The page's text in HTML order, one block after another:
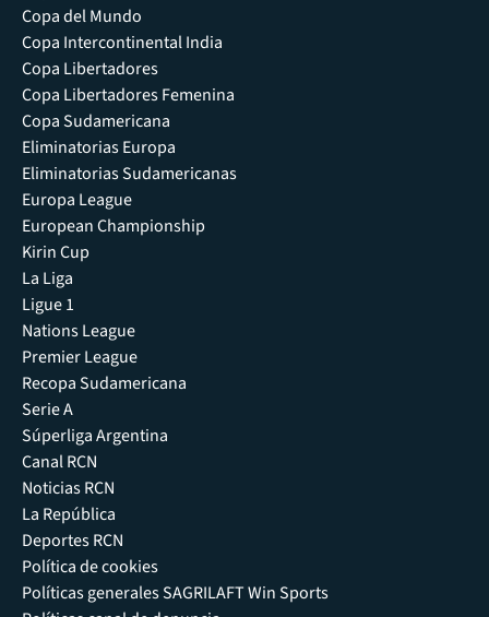
Copa del Mundo
Copa Intercontinental India
Copa Libertadores
Copa Libertadores Femenina
Copa Sudamericana
Eliminatorias Europa
Eliminatorias Sudamericanas
Europa League
European Championship
Kirin Cup
La Liga
Ligue 1
Nations League
Premier League
Recopa Sudamericana
Serie A
Súperliga Argentina
Canal RCN
Noticias RCN
La República
Deportes RCN
Política de cookies
Políticas generales SAGRILAFT Win Sports